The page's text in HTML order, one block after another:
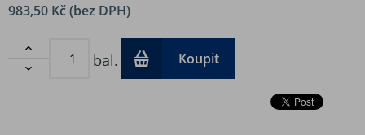
983,50 Kč (bez DPH)


bal. Koupit